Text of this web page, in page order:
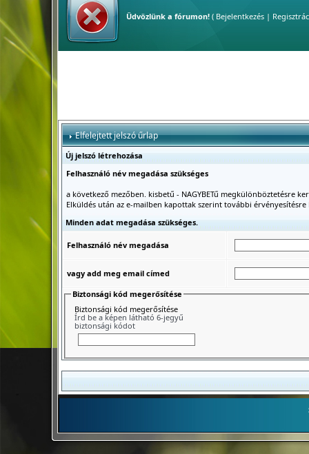
Üdvözlünk a fórumon!( Bejelentkezés|
Elfelejtett jelszó űrlap
Új jelszó létrehozása
Felhasználó név megadása szükséges
a következő mezőben. kisbetű - NAGYBETű megkülönböztetésre
Elküldés után az e-mailben kapottak szerint további
Minden adat megadása szükséges.
Felhasználó név megadása
vagy add meg email címed
Biztonsági kód megerősítése
Biztonsági kód megerősítése
Írd be a képen látható 6-jegyű
biztonsági kódot